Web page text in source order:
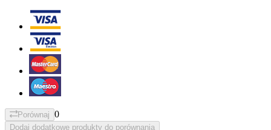
Porównaj 0
Dodaj dodatkowe produkty do porównania